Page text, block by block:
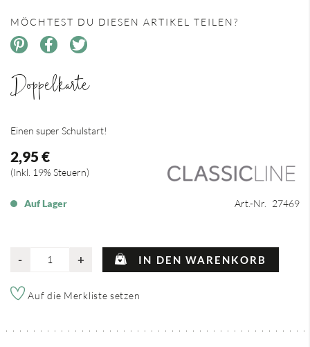
Doppelkarte
Einen super Schulstart!
2,95 €
Inkl. 19% Steuern
Auf Lager Art.-Nr. 27469
- + IN DEN WARENKORB
Auf die Merkliste setzen
MÖCHTEST DU DIESEN ARTIKEL TEILEN?